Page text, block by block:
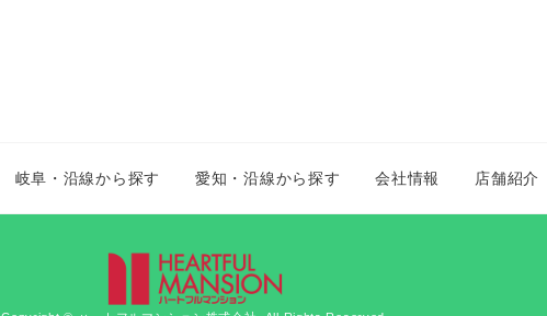
岐阜・沿線から探す 愛知・沿線から探す 会社情報 店舗紹介